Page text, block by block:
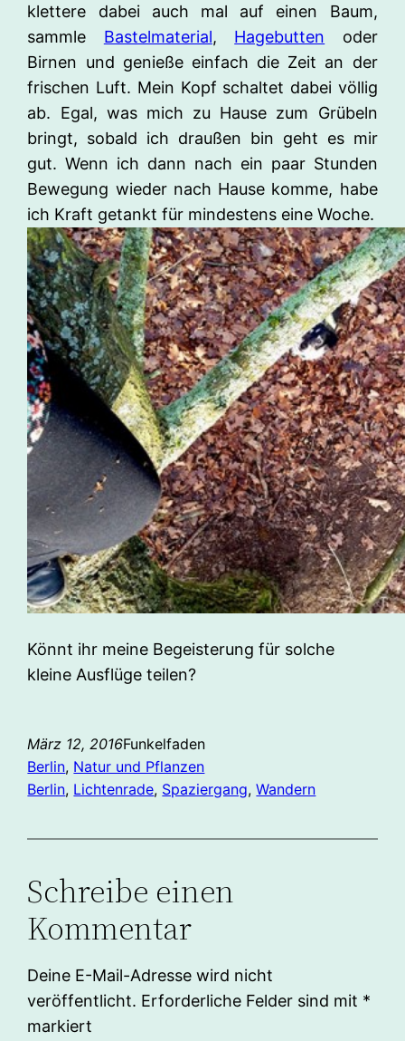
klettere dabei auch mal auf einen Baum,
sammle Bastelmaterial, Hagebutten oder
Birnen und genieße einfach die Zeit an der
frischen Luft. Mein Kopf schaltet dabei völlig
ab. Egal, was mich zu Hause zum Grübeln
bringt, sobald ich draußen bin geht es mir
gut. Wenn ich dann nach ein paar Stunden
Bewegung wieder nach Hause komme, habe
ich Kraft getankt für mindestens eine Woche.
Könnt ihr meine Begeisterung für solche
kleine Ausflüge teilen?
März 12, 2016Funkelfaden
Berlin, Natur und Pflanzen
Berlin, Lichtenrade, Spaziergang, Wandern
Schreibe einen
Kommentar
Deine E-Mail-Adresse wird nicht
veröffentlicht. Erforderliche Felder sind mit *
markiert